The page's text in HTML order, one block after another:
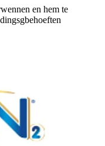
en hem te